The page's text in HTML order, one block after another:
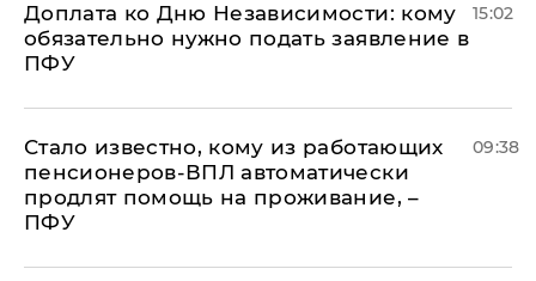
Доплата ко Дню Независимости: кому
обязательно нужно подать заявление в
ПФУ
15:02
Стало известно, кому из работающих
пенсионеров-ВПЛ автоматически
продлят помощь на проживание, –
ПФУ
09:38